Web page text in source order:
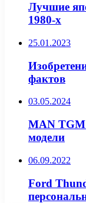
Лучшие
1980-х
25.01.2023
фактов
03.05.2024
MAN TGM
модели
06.09.2022
Ford